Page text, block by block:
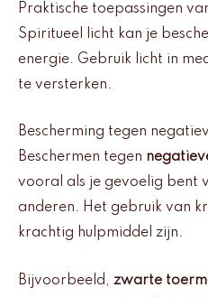
Praktische toepassingen
Spiritueel licht kan je
energie. Gebruik licht in
te versterken.
Bescherming tegen
Beschermen tegen
vooral als je gevoelig bent
anderen. Het gebruik van
krachtig hulpmiddel zijn.
Bijvoorbeeld, zwarte